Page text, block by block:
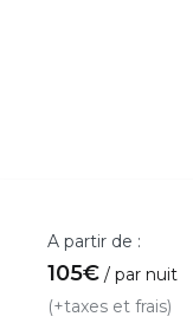
A partir de :
105€
par nuit
(+taxes et frais)